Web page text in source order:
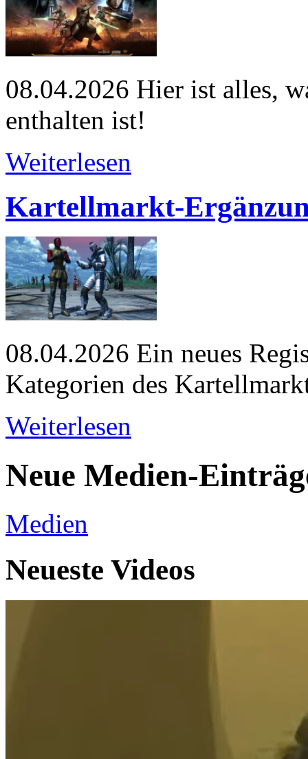
08.04.2026 Hier ist alles,
enthalten ist!
Weiterlesen
Kartellmarkt-
08.04.2026 Ein neues
Kategorien des
Weiterlesen
Neue Medien-
Medien
Neueste Videos